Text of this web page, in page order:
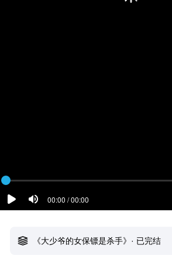
00:00 / 00:00
《大少爷的女保镖是杀手》· 已完结